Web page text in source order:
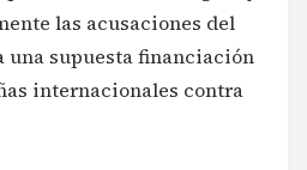
las acusaciones del
una supuesta financiación
internacionales contra